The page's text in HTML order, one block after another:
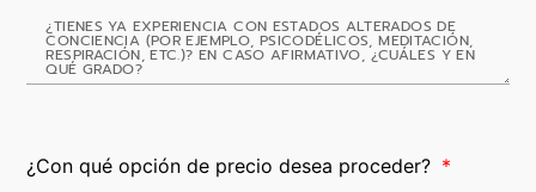
¿Con qué opción de precio desea proceder?